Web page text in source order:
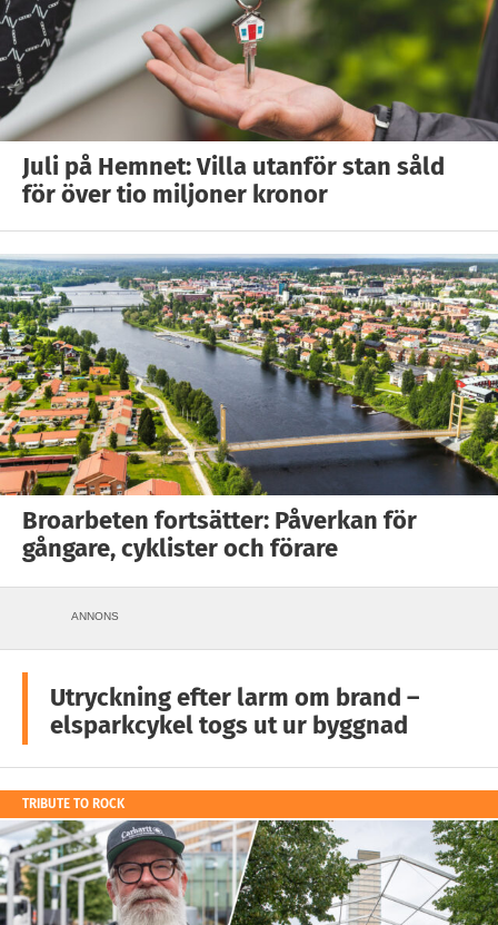
Juli på Hemnet: Villa utanför stan såld
för över tio miljoner kronor
Broarbeten fortsätter: Påverkan för
gångare, cyklister och förare
ANNONS
Utryckning efter larm om brand –
elsparkcykel togs ut ur byggnad
TRIBUTE TO ROCK